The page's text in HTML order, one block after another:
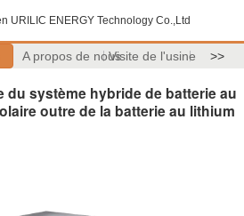
URILIC ENERGY Technology Co.,Ltd
A propos de nousVisite de l'usine >>
du système hybride de batterie au
outre de la batterie au lithium